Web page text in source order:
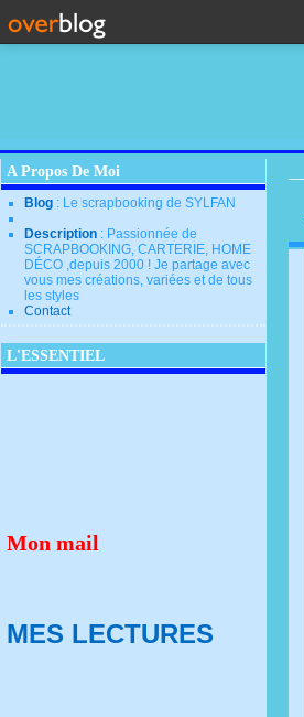
A Propos De Moi
Blog : Le scrapbooking de SYLFAN
Description : Passionnée de
SCRAPBOOKING, CARTERIE, HOME
DÉCO ,depuis 2000 ! Je partage avec
vous mes créations, variées et de tous
les styles
Contact
L'ESSENTIEL
Mon mail
MES LECTURES